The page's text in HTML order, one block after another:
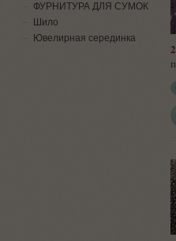
ФУРНИТУРА ДЛЯ СУМОК
Шило
Ювелирная серединка